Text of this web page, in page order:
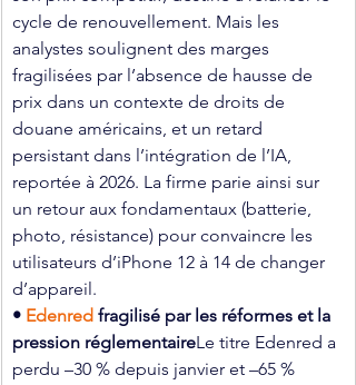
cycle de renouvellement. Mais les
analystes soulignent des marges
fragilisées par l’absence de hausse de
prix dans un contexte de droits de
douane américains, et un retard
persistant dans l’intégration de l’IA,
reportée à 2026. La firme parie ainsi sur
un retour aux fondamentaux (batterie,
photo, résistance) pour convaincre les
utilisateurs d’iPhone 12 à 14 de changer
d’appareil.
• Edenred fragilisé par les réformes et la
pression réglementaireLe titre Edenred a
perdu –30 % depuis janvier et –65 %